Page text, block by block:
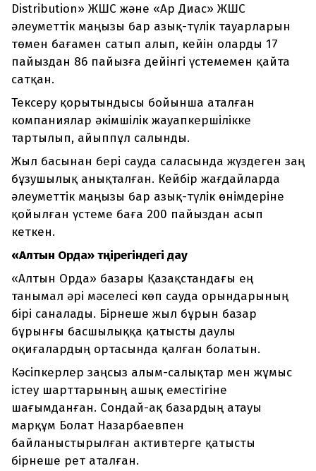
Distribution» ЖШС және «Ар Диас» ЖШС
әлеуметтік маңызы бар азық-түлік тауарларын
төмен бағамен сатып алып, кейін оларды 17
пайыздан 86 пайызға дейінгі үстемемен қайта
сатқан.
Тексеру қорытындысы бойынша аталған
компаниялар әкімшілік жауапкершілікке
тартылып, айыппұл салынды.
Жыл басынан бері сауда саласында жүздеген заң
бұзушылық анықталған. Кейбір жағдайларда
әлеуметтік маңызы бар азық-түлік өнімдеріне
қойылған үстеме баға 200 пайыздан асып
кеткен.
«Алтын Орда» төңірегіндегі дау
«Алтын Орда» базары Қазақстандағы ең
танымал әрі мәселесі көп сауда орындарының
бірі саналады. Бірнеше жыл бұрын базар
бұрынғы басшылыққа қатысты даулы
оқиғалардың ортасында қалған болатын.
Кәсіпкерлер заңсыз алым-салықтар мен жұмыс
істеу шарттарының ашық еместігіне
шағымданған. Сондай-ақ базардың атауы
марқұм Болат Назарбаевпен
байланыстырылған активтерге қатысты
бірнеше рет аталған.